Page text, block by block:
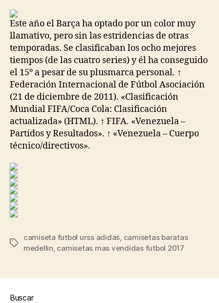
Este año el Barça ha optado por un color muy
llamativo, pero sin las estridencias de otras
temporadas. Se clasificaban los ocho mejores
tiempos (de las cuatro series) y él ha conseguido
el 15º a pesar de su plusmarca personal. ↑
Federación Internacional de Fútbol Asociación
(21 de diciembre de 2011). «Clasificación
Mundial FIFA/Coca Cola: Clasificación
actualizada» (HTML). ↑ FIFA. «Venezuela –
Partidos y Resultados». ↑ «Venezuela – Cuerpo
técnico/directivos».
Etiquetas
camiseta futbol urss adidas, camisetas baratas
medellin, camisetas mas vendidas futbol 2017
Buscar